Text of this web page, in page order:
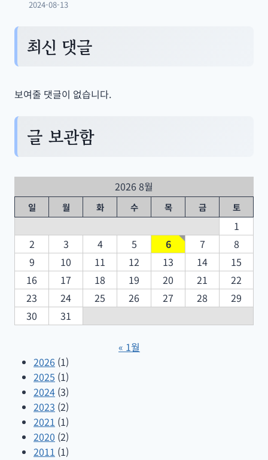
2024-08-13
최신 댓글
보여줄 댓글이 없습니다.
글 보관함
2026 8월
일 월 화 수 목 금 토
1
2
3 4 5 6 7
8
9
10 11 12 13 14
15
16
17 18 19 20 21
22
23
24 25 26 27 28
29
30
31
« 1월
2026 (1)
2025 (1)
2024 (3)
2023 (2)
2021 (1)
2020 (2)
2011 (1)